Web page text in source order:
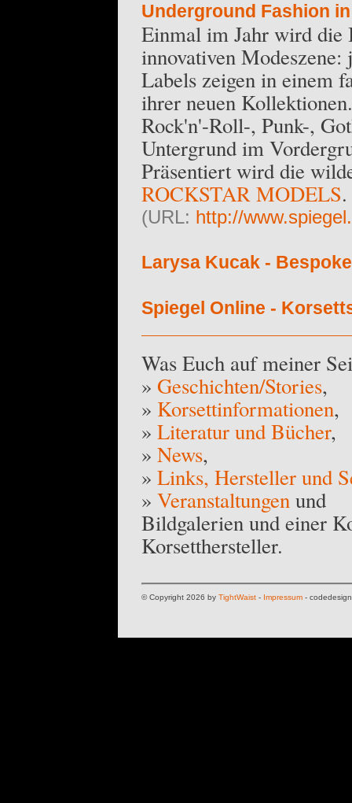
Underground Fashion
Einmal im Jahr wird die
innovativen
Labels zeigen in einem
ihrer neuen Kollektionen.
Rock'n'-Roll-, Punk-,
Untergrund im
Präsentiert wird die
ROCKSTAR MODELS.
(URL: http://
Larysa Kucak -
Spiegel Online -
Was Euch auf meiner
» Geschichten/Stories,
» Korsettinformationen,
» Literatur und Bücher,
» News,
» Links, Hersteller und
» Veranstaltungenund
Bildgalerien und einer
Korsetthersteller.
© Copyright 2026 by TightWaist - Impressum -